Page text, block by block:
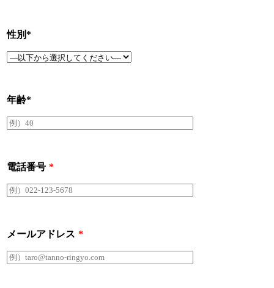
性別*
年齢*
電話番号 *
メールアドレス *